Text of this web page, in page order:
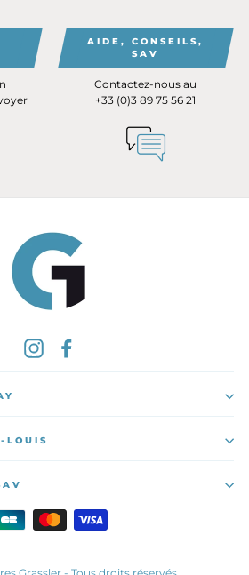
AIDE, CONSEILS,
SAV
Contactez-nous au
+33 (0)3 89 75 56 21
Instagram
LOUIS